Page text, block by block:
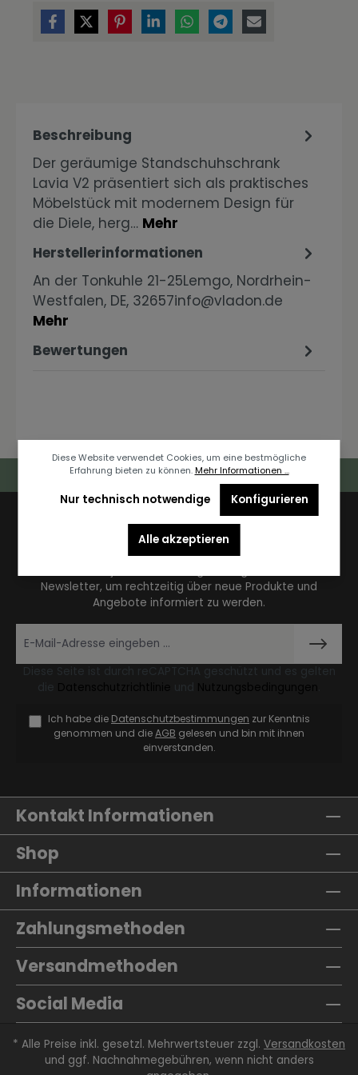
Beschreibung
Der geräumige Standschuhschrank
Lavia V2 präsentiert sich als praktisches
Möbelstück mit modernem Design für
die Diele, herg… Mehr
Herstellerinformationen
An der Tonkuhle 21-25Lemgo, Nordrhein-
Westfalen, DE, 32657info@vladon.de
Mehr
Bewertungen
Deutschlandweiter Kostenloser Versand
Newsletter
Newsletter, um rechtzeitig über neue Produkte und
Angebote informiert zu werden.
Ich habe die Datenschutzbestimmungen zur Kenntnis
genommen und dieAGB gelesen und bin mit ihnen
einverstanden.
Kontakt Informationen
Shop
Informationen
Zahlungsmethoden
Versandmethoden
Social Media
* Alle Preise inkl. gesetzl. Mehrwertsteuer zzgl. Versandkosten
und ggf. Nachnahmegebühren, wenn nicht anders
Diese Website verwendet Cookies, um eine bestmögliche
Erfahrung bieten zu können. Mehr Informationen ...
Nur technisch notwendige Konfigurieren
Alle akzeptieren